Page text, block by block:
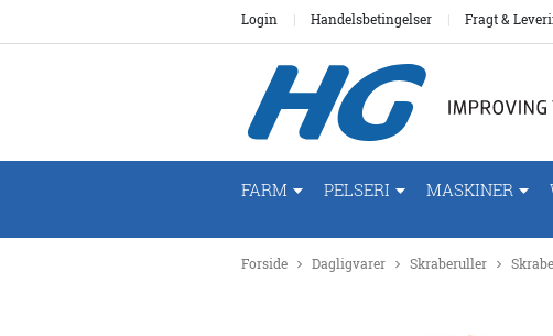
Login Handelsbetingelser Fragt &
FARM PELSERI MASKINER
Forside Dagligvarer Skraberuller